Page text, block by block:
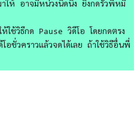
ให้ อาจมีหน่วงนิดนึง ยิ่งกดรัวพี่หมี
ใช้วิธีกด Pause วิดีโอ โดยกดตรง
อชั่วคราวแล้วจดได้เลย ถ้าใช้วิธีอื่นพี่